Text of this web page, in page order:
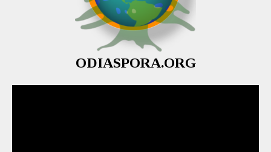
ODIASPORA.ORG